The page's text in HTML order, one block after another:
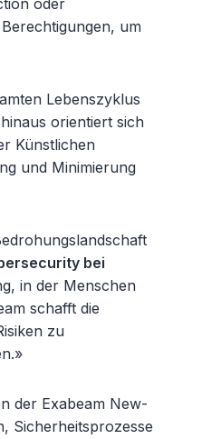
oder
um
Lebenszyklus
orientiert sich
Künstlichen
und Minimierung
bei
in der Menschen
schafft die
zu
der Exabeam New-
Sicherheitsprozesse